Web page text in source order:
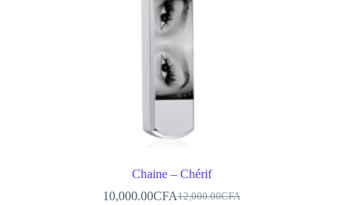
Chaine – Chérif
12,000.00CFA
Le
10,000.00CFALe